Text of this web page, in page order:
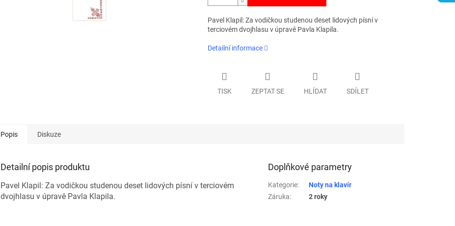
Pavel Klapil: Za vodičkou studenou deset lidových písní v
terciovém dvojhlasu v úpravě Pavla Klapila.
Detailní informace
TISK ZEPTAT SE HLÍDAT SDÍLET
Popis Diskuze
Detailní popis produktu
Pavel Klapil: Za vodičkou studenou deset lidových písní v terciovém
dvojhlasu v úpravě Pavla Klapila.
Doplňkové parametry
Kategorie:
Noty na klavír
Záruka: 2 roky